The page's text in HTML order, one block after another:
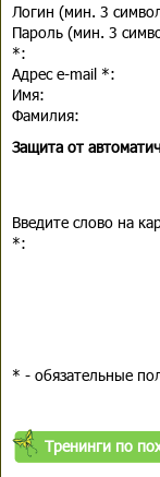
Логин (мин. 3
Пароль (мин. 3
*:
Адрес e-mail *:
Имя:
Фамилия:
Защита от
Введите слово на
*:
* - обязательные
Тренинги по